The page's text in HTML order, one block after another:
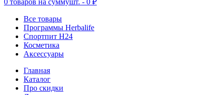
0 товаров на суммушт. - 0 ₽
Все товары
Программы Herbalife
Спортпит H24
Косметика
Аксессуары
Главная
Каталог
Про скидки